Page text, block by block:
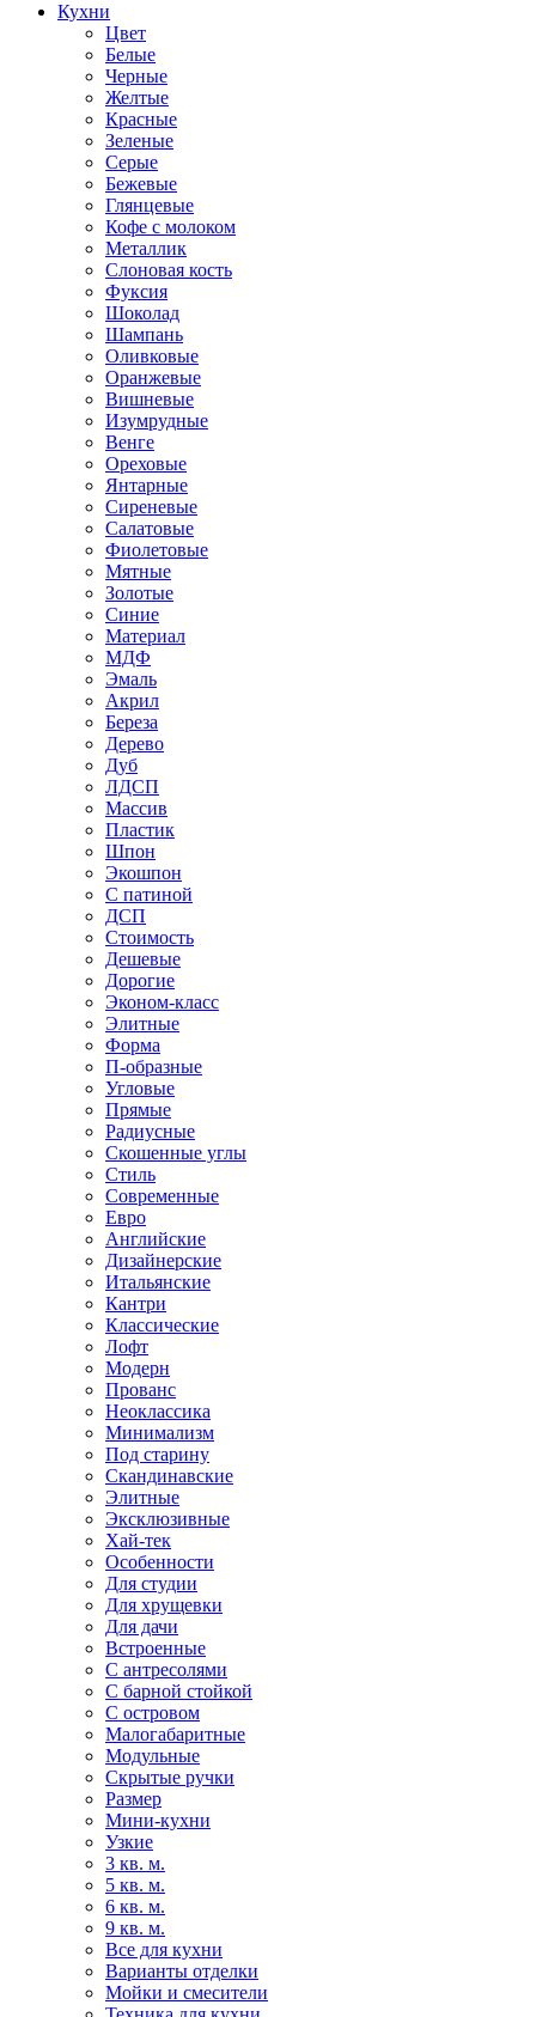
Кухни
Цвет
Белые
Черные
Желтые
Красные
Зеленые
Серые
Бежевые
Глянцевые
Кофе с молоком
Металлик
Слоновая кость
Фуксия
Шоколад
Шампань
Оливковые
Оранжевые
Вишневые
Изумрудные
Венге
Ореховые
Янтарные
Сиреневые
Салатовые
Фиолетовые
Мятные
Золотые
Синие
Материал
МДФ
Эмаль
Акрил
Береза
Дерево
Дуб
ЛДСП
Массив
Пластик
Шпон
Экошпон
С патиной
ДСП
Стоимость
Дешевые
Дорогие
Эконом-класс
Элитные
Форма
П-образные
Угловые
Прямые
Радиусные
Скошенные углы
Стиль
Современные
Евро
Английские
Дизайнерские
Итальянские
Кантри
Классические
Лофт
Модерн
Прованс
Неоклассика
Минимализм
Под старину
Скандинавские
Элитные
Эксклюзивные
Хай-тек
Особенности
Для студии
Для хрущевки
Для дачи
Встроенные
С антресолями
С барной стойкой
С островом
Малогабаритные
Модульные
Скрытые ручки
Размер
Мини-кухни
Узкие
3 кв. м.
5 кв. м.
6 кв. м.
9 кв. м.
Все для кухни
Варианты отделки
Мойки и смесители